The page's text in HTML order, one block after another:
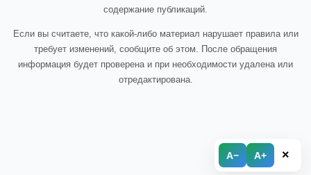
A− A+ ×
содержание публикаций.
Если вы считаете, что какой-либо материал нарушает правила или
требует изменений, сообщите об этом. После обращения
информация будет проверена и при необходимости удалена или
отредактирована.